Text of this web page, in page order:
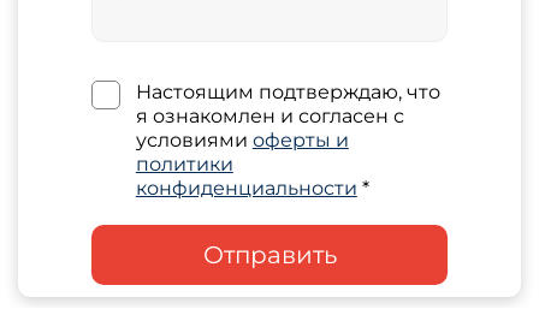
Настоящим подтверждаю, что
я ознакомлен и согласен с
условиями оферты и
политики
конфиденциальности *
Отправить